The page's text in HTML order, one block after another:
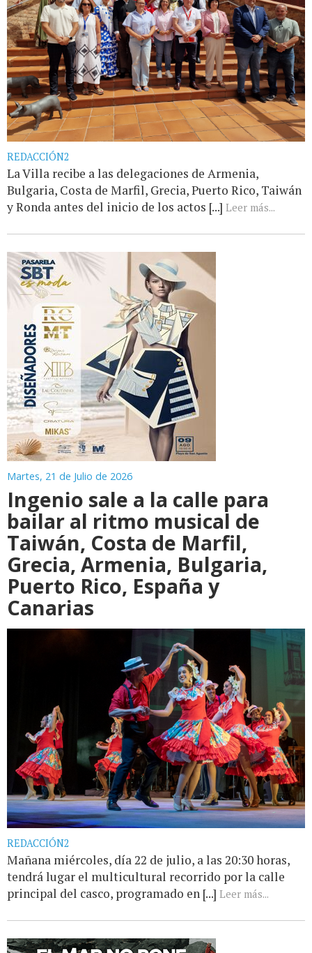
REDACCIÓN2
La Villa recibe a las delegaciones de Armenia,
Bulgaria, Costa de Marfil, Grecia, Puerto Rico, Taiwán
y Ronda antes del inicio de los actos [...] Leer más...
Martes, 21 de Julio de 2026
Ingenio sale a la calle para
bailar al ritmo musical de
Taiwán, Costa de Marfil,
Grecia, Armenia, Bulgaria,
Puerto Rico, España y
Canarias
REDACCIÓN2
Mañana miércoles, día 22 de julio, a las 20:30 horas,
tendrá lugar el multicultural recorrido por la calle
principal del casco, programado en [...] Leer más...